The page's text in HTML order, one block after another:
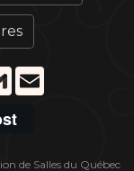
Gmail
de Salles du Québec